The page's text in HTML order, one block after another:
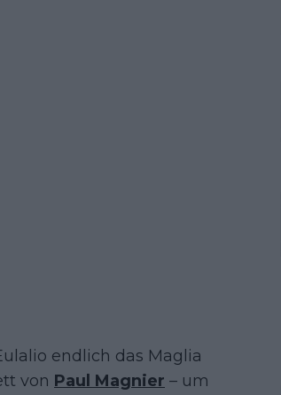
endlich das Maglia
von Paul Magnier – um